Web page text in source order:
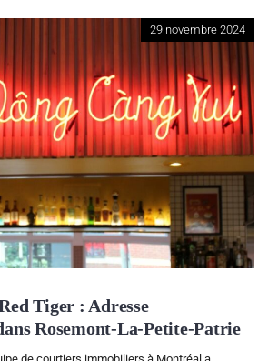
29 novembre 2024
Tiger : Adresse
Rosemont-La-Petite-Patrie